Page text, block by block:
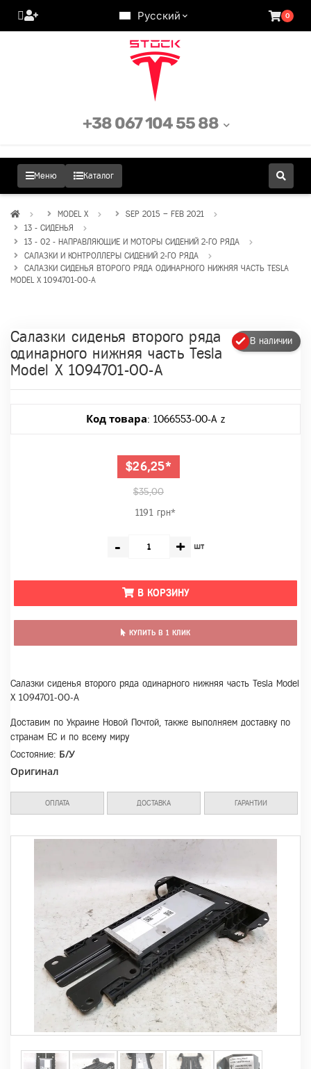
Русский 0
Меню Каталог
+38 067 104 55 88
MODEL X
SEP 2015 – FEB 2021
13 - СИДЕНЬЯ
13 - 02 - НАПРАВЛЯЮЩИЕ И МОТОРЫ СИДЕНИЙ 2-ГО РЯДА
САЛАЗКИ И КОНТРОЛЛЕРЫ СИДЕНИЙ 2-ГО РЯДА
САЛАЗКИ СИДЕНЬЯ ВТОРОГО РЯДА ОДИНАРНОГО НИЖНЯЯ ЧАСТЬ TESLA
MODEL X 1094701-00-A
В наличии
Салазки сиденья второго ряда
одинарного нижняя часть Tesla
Model X 1094701-00-A
Код товара: 1066553-00-A z
$26,25*
$35,00
1191 грн*
- + шт
В КОРЗИНУ
КУПИТЬ В 1 КЛИК
Салазки сиденья второго ряда одинарного нижняя часть Tesla Model
X 1094701-00-A
Доставим по Украине Новой Почтой, также выполняем доставку по
странам ЕС и по всему миру
Состояние: Б/У
Оригинал
ОПЛАТА ДОСТАВКА ГАРАНТИИ